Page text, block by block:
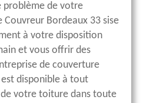
problème de votre
Couvreur Bordeaux 33 sise
à votre disposition
et vous offrir des
de couverture
disponible à tout
votre toiture dans toute